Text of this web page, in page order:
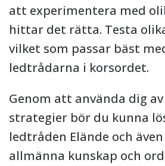
att experimentera med
hittar det rätta. Testa
vilket som passar bäst
ledtrådarna i korsordet.
Genom att använda dig
strategier bör du kunna
ledtråden Elände och
allmänna kunskap och